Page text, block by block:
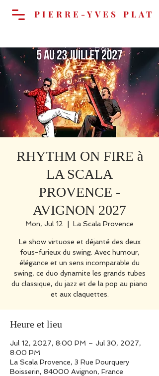
Cart
PIERRE-YVES PLAT
RHYTHM ON FIRE à
LA SCALA
PROVENCE -
AVIGNON 2027
Mon, Jul 12 La Scala Provence
Le show virtuose et déjanté des deux
fous-furieux du swing. Avec humour,
élégance et un sens incomparable du
swing, ce duo dynamite les grands tubes
du classique, du jazz et de la pop au piano
et aux claquettes.
Heure et lieu
Jul 12, 2027, 8:00 PM – Jul 30, 2027,
8:00 PM
La Scala Provence, 3 Rue Pourquery
Boisserin, 84000 Avignon, France